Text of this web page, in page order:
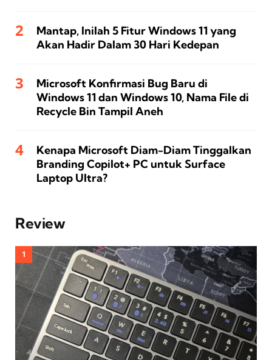
Mantap, Inilah 5 Fitur Windows 11 yang
Akan Hadir Dalam 30 Hari Kedepan
Microsoft Konfirmasi Bug Baru di
Windows 11 dan Windows 10, Nama File di
Recycle Bin Tampil Aneh
Kenapa Microsoft Diam-Diam Tinggalkan
Branding Copilot+ PC untuk Surface
Laptop Ultra?
Review